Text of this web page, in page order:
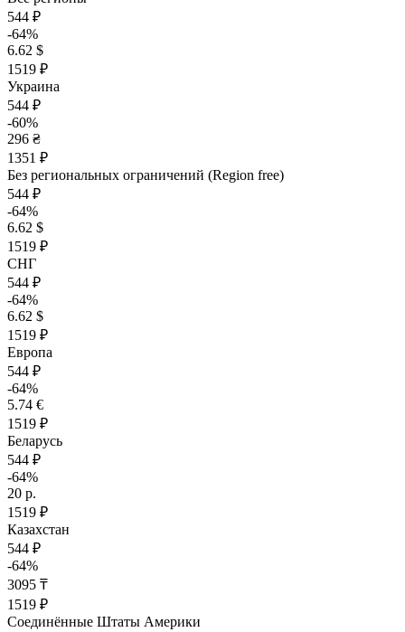
544 ₽
-64%
6.62 $
1519 ₽
Украина
544 ₽
-60%
296 ₴
1351 ₽
Без региональных ограничений (Region free)
544 ₽
-64%
6.62 $
1519 ₽
СНГ
544 ₽
-64%
6.62 $
1519 ₽
Европа
544 ₽
-64%
5.74 €
1519 ₽
Беларусь
544 ₽
-64%
20 р.
1519 ₽
Казахстан
544 ₽
-64%
3095 ₸
1519 ₽
Соединённые Штаты Америки